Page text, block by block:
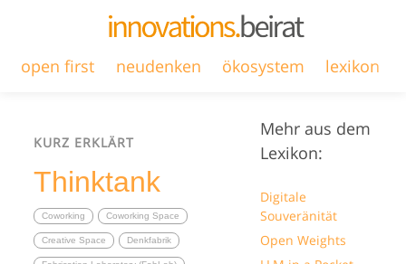
open first neudenken ökosystem lexikon
KURZ ERKLÄRT
Thinktank
Coworking Coworking Space
Creative Space Denkfabrik
Mehr aus dem
Lexikon:
Digitale
Souveränität
Open Weights